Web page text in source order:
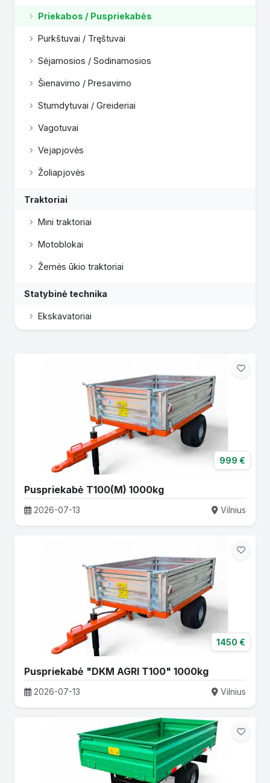
Priekabos / Puspriekabės
Purkštuvai / Tręštuvai
Sėjamosios / Sodinamosios
Šienavimo / Presavimo
Stumdytuvai / Greideriai
Vagotuvai
Vejapjovės
Žoliapjovės
Traktoriai
Mini traktoriai
Motoblokai
Žemės ūkio traktoriai
Statybinė technika
Ekskavatoriai
999 €
Puspriekabė T100(M) 1000kg
2026-07-13 Vilnius
1450 €
Puspriekabė "DKM AGRI T100" 1000kg
2026-07-13 Vilnius